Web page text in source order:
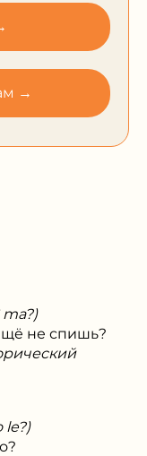
→
не спишь?
le?)